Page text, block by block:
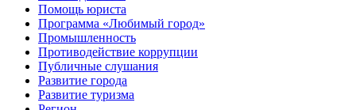
Помощь юриста
Программа «Любимый город»
Промышленность
Противодействие коррупции
Публичные слушания
Развитие города
Развитие туризма